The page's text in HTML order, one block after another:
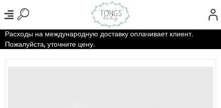
Расходы на международную доставку оплачивает клиент.
Пожалуйста, уточните цену.